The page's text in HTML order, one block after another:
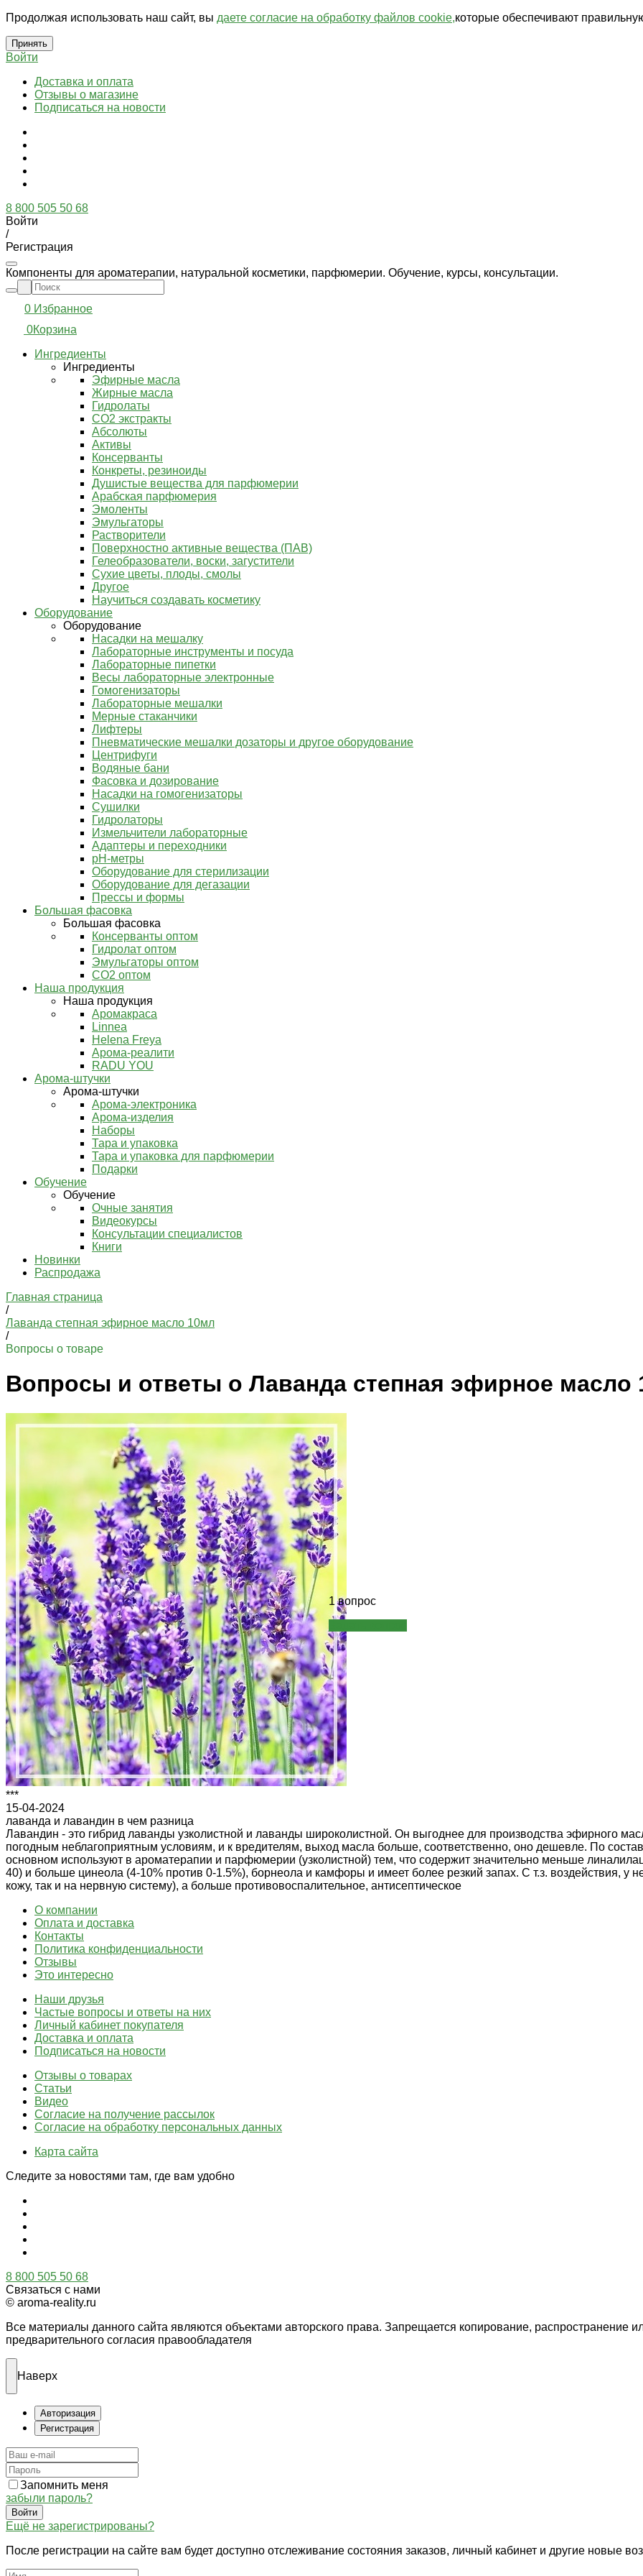
Продолжая использовать наш сайт, вы даете согласие на обработку файлов cookie,которые обеспечивают
Принять
Войти
Доставка и оплата
Отзывы о магазине
Подписаться на новости
8 800 505 50 68
Войти
/
Регистрация
Компоненты для ароматерапии, натуральной косметики, парфюмерии. Обучение, курсы, консультации.
0 Избранное
0Корзина
Ингредиенты
Ингредиенты
Эфирные масла
Жирные масла
Гидролаты
СО2 экстракты
Абсолюты
Активы
Консерванты
Конкреты, резиноиды
Душистые вещества для парфюмерии
Арабская парфюмерия
Эмоленты
Эмульгаторы
Растворители
Поверхностно активные вещества (ПАВ)
Гелеобразователи, воски, загустители
Сухие цветы, плоды, смолы
Другое
Научиться создавать косметику
Оборудование
Оборудование
Насадки на мешалку
Лабораторные инструменты и посуда
Лабораторные пипетки
Весы лабораторные электронные
Гомогенизаторы
Лабораторные мешалки
Мерные стаканчики
Лифтеры
Пневматические мешалки дозаторы и другое оборудование
Центрифуги
Водяные бани
Фасовка и дозирование
Насадки на гомогенизаторы
Сушилки
Гидролаторы
Измельчители лабораторные
Адаптеры и переходники
pH-метры
Оборудование для стерилизации
Оборудование для дегазации
Прессы и формы
Большая фасовка
Большая фасовка
Консерванты оптом
Гидролат оптом
Эмульгаторы оптом
СО2 оптом
Наша продукция
Наша продукция
Аромакраса
Linnea
Helena Freya
Арома-реалити
RADU YOU
Арома-штучки
Арома-штучки
Арома-электроника
Арома-изделия
Наборы
Тара и упаковка
Тара и упаковка для парфюмерии
Подарки
Обучение
Обучение
Очные занятия
Видеокурсы
Консультации специалистов
Книги
Новинки
Распродажа
Главная страница
/
Лаванда степная эфирное масло 10мл
/
Вопросы о товаре
Вопросы и ответы о Лаванда степная эфирное масло
1 вопрос
***
15-04-2024
лаванда и лавандин в чем разница
Лавандин - это гибрид лаванды узколистной и лаванды широколистной. Он выгоднее для производства эфирного
погодным неблагоприятным условиям, и к вредителям, выход масла больше, соответственно, оно дешевле. По
основном используют в ароматерапии и парфюмерии (узколистной) тем, что содержит значительно меньше
40) и больше цинеола (4-10% против 0-1.5%), борнеола и камфоры и имеет более резкий запах. С т.з. воздействия,
кожу, так и на нервную систему), а больше противовоспалительное, антисептическое
О компании
Оплата и доставка
Контакты
Политика конфиденциальности
Отзывы
Это интересно
Наши друзья
Частые вопросы и ответы на них
Личный кабинет покупателя
Доставка и оплата
Подписаться на новости
Отзывы о товарах
Статьи
Видео
Согласие на получение рассылок
Согласие на обработку персональных данных
Карта сайта
Следите за новостями там, где вам удобно
8 800 505 50 68
Связаться с нами
© aroma-reality.ru
Все материалы данного сайта являются объектами авторского права. Запрещается копирование, распространение
предварительного согласия правообладателя
Наверх
Авторизация
Регистрация
Запомнить меня
забыли пароль?
Войти
Ещё не зарегистрированы?
После регистрации на сайте вам будет доступно отслеживание состояния заказов, личный кабинет и другие новые